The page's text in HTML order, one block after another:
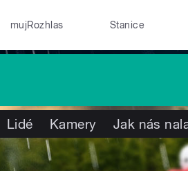
mujRozhlas Stanice
Lidé Kamery Jak nás